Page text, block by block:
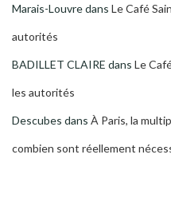
Marais-Louvredans Le Café
autorités
BADILLET CLAIRE dans Le
les autorités
Descubes dans À Paris, la
combien sont réellement